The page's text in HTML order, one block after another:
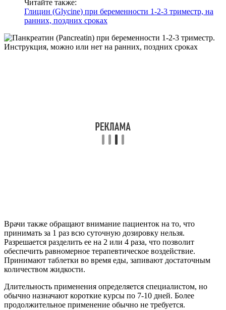
Читайте также:
Глицин (Glycine) при беременности 1-2-3 триместр, на
ранних, поздних сроках
Врачи также обращают внимание пациенток на то, что
принимать за 1 раз всю суточную дозировку нельзя.
Разрешается разделить ее на 2 или 4 раза, что позволит
обеспечить равномерное терапевтическое воздействие.
Принимают таблетки во время еды, запивают достаточным
количеством жидкости.
Длительность применения определяется специалистом, но
обычно назначают короткие курсы по 7-10 дней. Более
продолжительное применение обычно не требуется.